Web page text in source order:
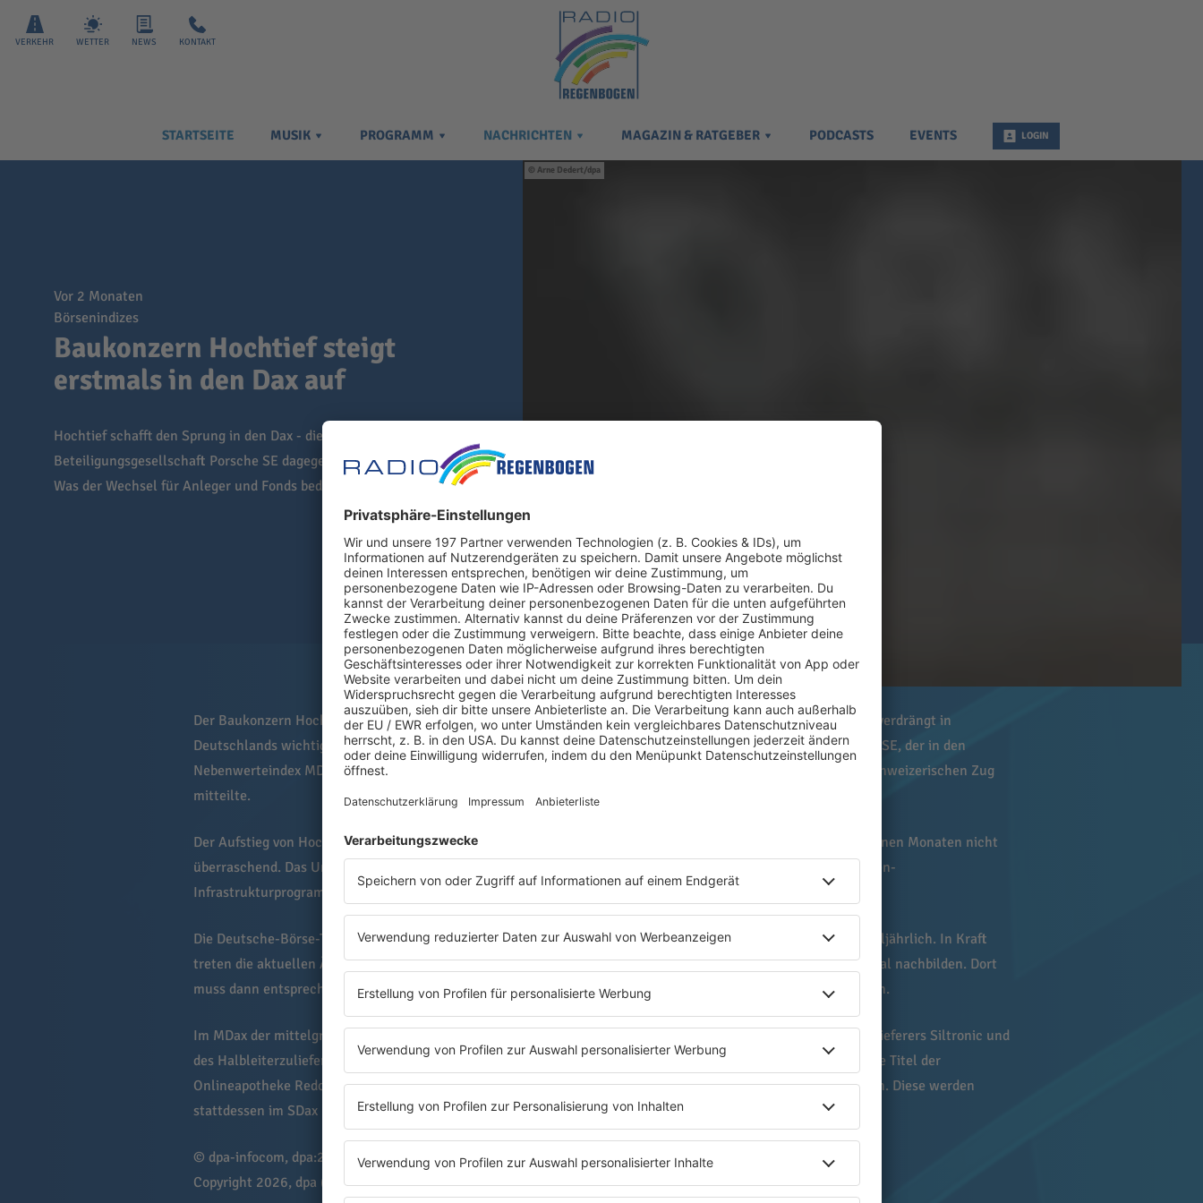
VERKEHR WETTER NEWS KONTAKT
STARTSEITE MUSIK PROGRAMM NACHRICHTEN MAGAZIN & RATGEBER PODCASTS EVENTS LOGIN
Arne Dedert/dpa
vor 2 Monaten
Börsenindizes
Baukonzern Hochtief steigt
erstmals in den Dax auf
Hochtief schafft den Sprung in den Dax - die VW-
Beteiligungsgesellschaft Porsche SE dagegen rutscht eine Stufe tiefer.
Was der Wechsel für Anleger und Fonds bedeutet.
Der Baukonzern Hochtief steigt zum ersten Mal in den deutschen Leitindex Dax auf. Das Essener Unternehmen verdrängt in
Deutschlands wichtigstem Börsenindex zum 22. Juni den Volkswagen-Großaktionär Porsche Automobil Holding SE, der in den
Nebenwerteindex MDax für mittelgroße Unternehmen absteigt, wie die Deutsche-Börse-Tochter ISS Stoxx im schweizerischen Zug
mitteilte.
Der Aufstieg von Hochtief kommt nach Ansicht von Experten nach einem starken Lauf der Aktie in den vergangenen Monaten nicht
überraschend. Das Unternehmen profitiert demnach unter anderem vom Boom bei Rechenzentren, von Milliarden-
Infrastrukturprogrammen sowie steigenden Verteidigungsausgaben in vielen Ländern.
Die Deutsche-Börse-Tochter ISS Stoxx überprüft die Indizes der Dax-Familie (Dax, MDax, SDax und TecDax) vierteljährlich. In Kraft
treten die aktuellen Änderungen am 22. Juni. Wichtig sind Index-Änderungen vor allem für Fonds, die Indizes real nachbilden. Dort
muss dann entsprechend umgeschichtet und umgewichtet werden, was Einfluss auf die Aktienkurse haben kann.
Im MDax der mittelgroßen Werte werden zudem die Aktien des Chipkonzerns Elmos Semiconductor, des Chipzulieferers Siltronic und
des Halbleiterzulieferers Suss Microtec aufgenommen. Entfernt werden dafür neben dem Aufsteiger Hochtief die Titel der
Onlineapotheke Redcare Pharmacy, des Werbevermarkters Ströer und des Gabelstapler-Herstellers Jungheinrich. Diese werden
stattdessen im SDax notiert.
© dpa-infocom, dpa:260603-930-170139/2
Copyright 2026, dpa (
www.dpa.de). Alle Rechte vorbehalten